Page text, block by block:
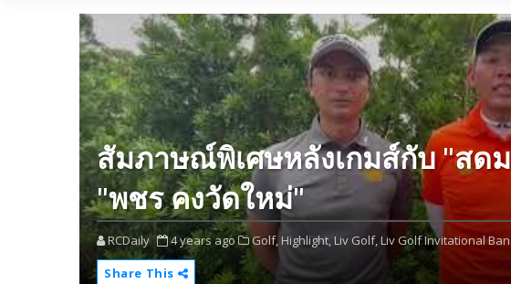
สัมภาษณ์พิเศษหลังเกมส์กับ "สด
"พชร คงวัดใหม่"
RCDaily 4 years ago Golf, Highlight,Liv Golf,Liv Golf Invitational
Share This